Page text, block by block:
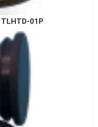
01P